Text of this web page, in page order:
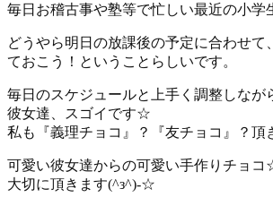
毎日お稽古事や塾等で忙しい最近の小学
どうやら明日の放課後の予定に合わせて
ておこう！ということらしいです。
毎日のスケジュールと上手く調整しなが
彼女達、スゴイです☆
私も『義理チョコ』？『友チョコ』？頂
可愛い彼女達からの可愛い手作りチョ
大切に頂きます(^з^)-☆